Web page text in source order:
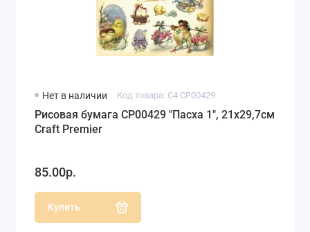
Нет в наличии Код товара: C4 CP00429
Рисовая бумага CP00429 "Пасха 1", 21x29,7см
Craft Premier
85.00р.
Купить